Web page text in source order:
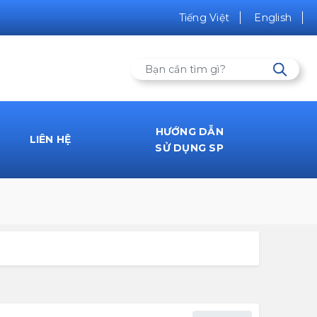
Tiếng Việt English
LIÊN HỆ
HƯỚNG DẪN
SỬ DỤNG SP